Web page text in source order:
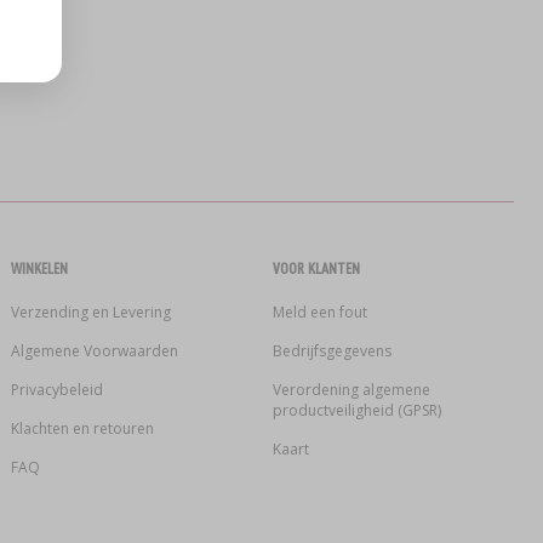
WINKELEN
Verzending en Levering
Algemene Voorwaarden
Privacybeleid
Klachten en retouren
FAQ
VOOR KLANTEN
Meld een fout
Bedrijfsgegevens
Verordening algemene
productveiligheid (GPSR)
Kaart